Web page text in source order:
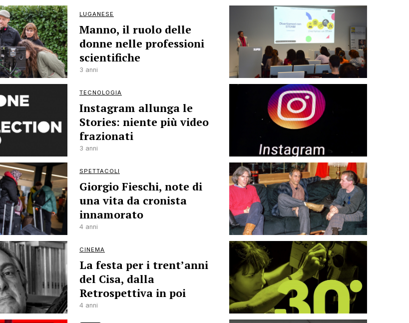
LUGANESE
Manno, il ruolo delle
donne nelle professioni
scientifiche
3 anni
TECNOLOGIA
Instagram allunga le
Stories: niente più video
frazionati
3 anni
SPETTACOLI
Giorgio Fieschi, note di
una vita da cronista
innamorato
4 anni
CINEMA
La festa per i trent’anni
del Cisa, dalla
Retrospettiva in poi
4 anni